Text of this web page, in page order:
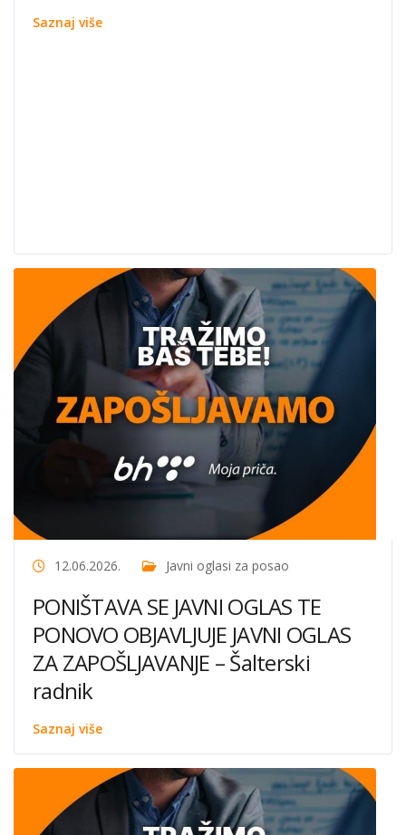
Saznaj više
12.06.2026. Javni oglasi za posao
PONIŠTAVA SE JAVNI OGLAS TE
PONOVO OBJAVLJUJE JAVNI OGLAS
ZA ZAPOŠLJAVANJE – Šalterski
radnik
Saznaj više